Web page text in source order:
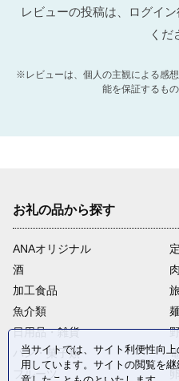
レビューの投稿は、ログイン
くだ
※レビューは、個人の主観による感
能を保証するも
お礼の品から探す
ANAオリジナル
酒
加工食品
魚介類
日用品・雑貨
パン・菓子類
フルーツ
当サイトでは、サイト利便性向
用しています。サイトの閲覧を